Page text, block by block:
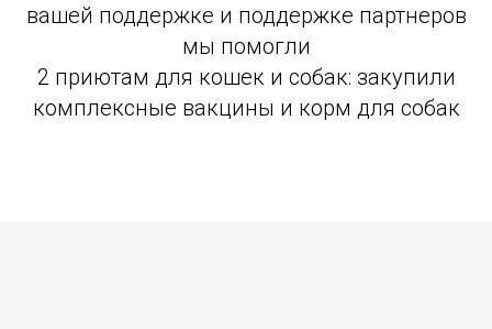
вашей поддержке и поддержке партнеров
мы помогли
2 приютам для кошек и собак: закупили
комплексные вакцины и корм для собак